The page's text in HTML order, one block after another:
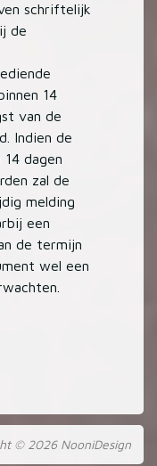
schriftelijk
de
14
van de
Indien de
dagen
zal de
melding
een
de termijn
wel een
© 2026 NooniDesign